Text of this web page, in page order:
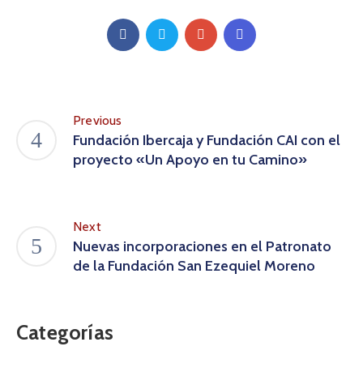
Previous
Fundación Ibercaja y Fundación CAI con el
proyecto «Un Apoyo en tu Camino»
Next
Nuevas incorporaciones en el Patronato
de la Fundación San Ezequiel Moreno
Categorías